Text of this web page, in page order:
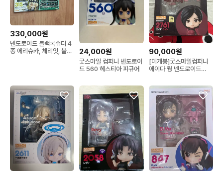
330,000원
넨도로이드 블랙록슈터 4
종 에리슈카, 체리엇, 블랙
24,000원
굿스마일 컴퍼니 넨도로이
드 560 헤스티아 피규어
90,000원
[미개봉]굿스마일컴퍼니
에이다 웡 넨도로이드